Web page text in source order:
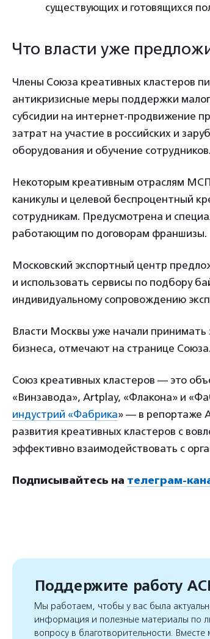
существующих и готовящихся
Что власти уже
Члены Союза креативных кластеров
антикризисные меры поддержки
субсидии на интернет-продвижение
затрат на участие в российских и
оборудования и обучение сотрудников.
Некоторым креативным отраслям
каникулы и целевой беспроцентный
сотрудникам. Предусмотрена и
работающим по договорам франшизы.
Московский экспортный центр
и использовать сервисы по подбору
индивидуальному сопровождению
Власти Москвы уже начали принимать
бизнеса, отмечают на странице Союза.
Союз креативных кластеров — это
«Винзавода», Artplay, «Флакона» и
индустрий «Фабрика» — в репортаже
развития креативных кластеров с
эффективно взаимодействовать с
Подписывайтесь на телеграм-
Поддержите работу
Мы работаем, чтобы у вас была
информация и полезные материалы по
вопросу в благотворительности. Вместе